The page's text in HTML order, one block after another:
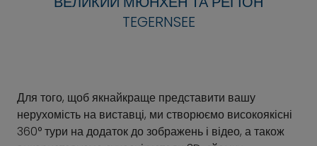
TEGERNSEE
Для того, щоб якнайкраще представити вашу
нерухомість на виставці, ми створюємо високоякісні
360° тури на додаток до зображень і відео, а також